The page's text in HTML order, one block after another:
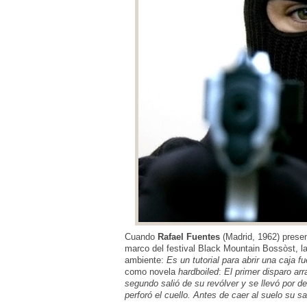
Cuando Rafael Fuentes (Madrid, 1962)
marco del festival Black Mountain Bossòst,
ambiente: Es un tutorial para abrir una caja
como novela hardboiled: El primer disparo
segundo salió de su revólver y se llevó por
perforó el cuello. Antes de caer al suelo su